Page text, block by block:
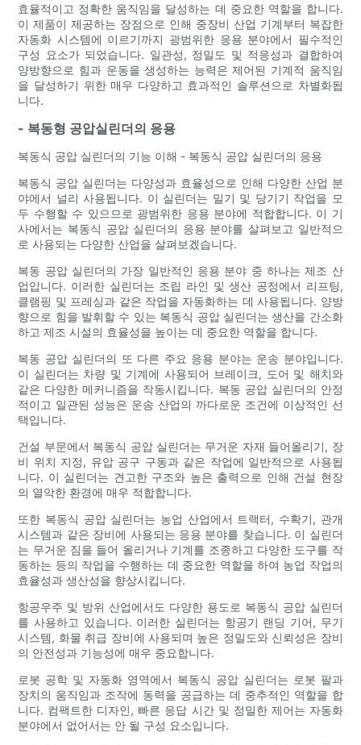
효율적이고 정확한 움직임을 달성하는 데 중요한 역할을 합니다.
이 제품이 제공하는 장점으로 인해 중장비 산업 기계부터 복잡한
자동화 시스템에 이르기까지 광범위한 응용 분야에서 필수적인
구성 요소가 되었습니다. 일관성, 정밀도 및 적응성과 결합하여
양방향으로 힘과 운동을 생성하는 능력은 제어된 기계적 움직임
을 달성하기 위한 매우 다양하고 효과적인 솔루션으로 차별화됩
니다.
- 복동형 공압실린더의 응용
복동식 공압 실린더의 기능 이해 - 복동식 공압 실린더의 응용
복동식 공압 실린더는 다양성과 효율성으로 인해 다양한 산업 분
야에서 널리 사용됩니다. 이 실린더는 밀기 및 당기기 작업을 모
두 수행할 수 있으므로 광범위한 응용 분야에 적합합니다. 이 기
사에서는 복동식 공압 실린더의 응용 분야를 살펴보고 일반적으
로 사용되는 다양한 산업을 살펴보겠습니다.
복동 공압 실린더의 가장 일반적인 응용 분야 중 하나는 제조 산
업입니다. 이러한 실린더는 조립 라인 및 생산 공정에서 리프팅,
클램핑 및 프레싱과 같은 작업을 자동화하는 데 사용됩니다. 양방
향으로 힘을 발휘할 수 있는 복동식 공압 실린더는 생산을 간소화
하고 제조 시설의 효율성을 높이는 데 중요한 역할을 합니다.
복동 공압 실린더의 또 다른 주요 응용 분야는 운송 분야입니다.
이 실린더는 차량 및 기계에 사용되어 브레이크, 도어 및 해치와
같은 다양한 메커니즘을 작동시킵니다. 복동 공압 실린더의 안정
적이고 일관된 성능은 운송 산업의 까다로운 조건에 이상적인 선
택입니다.
건설 부문에서 복동식 공압 실린더는 무거운 자재 들어올리기, 장
비 위치 지정, 유압 공구 구동과 같은 작업에 일반적으로 사용됩
니다. 이 실린더는 견고한 구조와 높은 출력으로 인해 건설 현장
의 열악한 환경에 매우 적합합니다.
또한 복동식 공압 실린더는 농업 산업에서 트랙터, 수확기, 관개
시스템과 같은 장비에 사용되는 응용 분야를 찾습니다. 이 실린더
는 무거운 짐을 들어 올리거나 기계를 조종하고 다양한 도구를 작
동하는 등의 작업을 수행하는 데 중요한 역할을 하여 농업 작업의
효율성과 생산성을 향상시킵니다.
항공우주 및 방위 산업에서도 다양한 용도로 복동식 공압 실린더
를 사용하고 있습니다. 이러한 실린더는 항공기 랜딩 기어, 무기
시스템, 화물 취급 장비에 사용되며 높은 정밀도와 신뢰성은 장비
의 안전성과 기능성에 매우 중요합니다.
로봇 공학 및 자동화 영역에서 복동식 공압 실린더는 로봇 팔과
장치의 움직임과 조작에 동력을 공급하는 데 중추적인 역할을 합
니다. 컴팩트한 디자인, 빠른 응답 시간 및 정밀한 제어는 자동화
분야에서 없어서는 안 될 구성 요소입니다.